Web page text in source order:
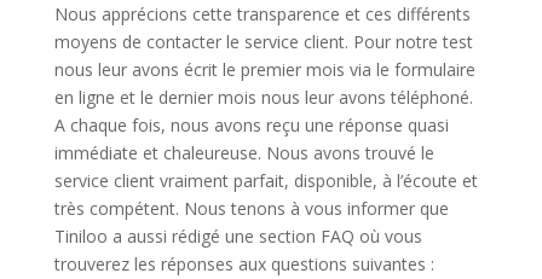
Nous apprécions cette transparence et ces différents
moyens de contacter le service client. Pour notre test
nous leur avons écrit le premier mois via le formulaire
en ligne et le dernier mois nous leur avons téléphoné.
A chaque fois, nous avons reçu une réponse quasi
immédiate et chaleureuse. Nous avons trouvé le
service client vraiment parfait, disponible, à l’écoute et
très compétent. Nous tenons à vous informer que
Tiniloo a aussi rédigé une section FAQ où vous
trouverez les réponses aux questions suivantes :